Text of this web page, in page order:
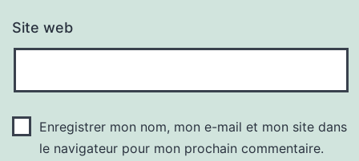
Site web
Enregistrer mon nom, mon e-mail et mon site dans
le navigateur pour mon prochain commentaire.